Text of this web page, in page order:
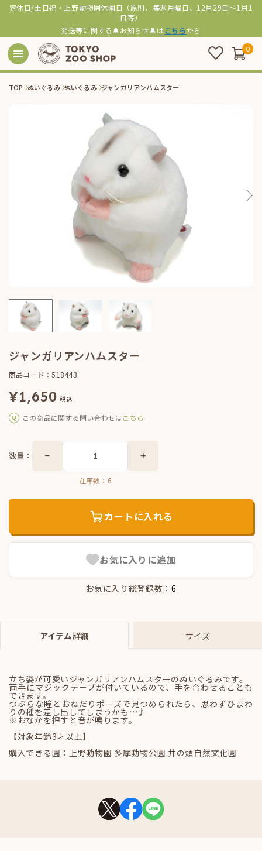
定休日/土日祝・上野動物園休園日（原則、毎週月曜日、12月29日～1月1
日等）
発送等に関する🔔お知らせ🔔は こちらから
0
TOP ぬいぐるみ ぬいぐるみ ジャンガリアンハムスター
ジャンガリアンハムスター
商品コード：518443
¥1,650 税込
この商品に関する問い合わせはこちら
お気に入りに追加
お気に入り総登録数：6
数量：
在庫数： 6
カートに入れる
アイテム詳細 サイズ
立ち姿が可愛いジャンガリアンハムスターのぬいぐるみです。
両手にマジックテープが付いているので、手を合わせることも
できます。
つぶらな瞳とおねだりポーズで見つめられたら、思わずひまわ
りの種を差し出してしまうかも…♪
※おなかを押すと音が鳴ります。
【対象年齢3才以上】
購入できる園：上野動物園 多摩動物公園 井の頭自然文化園